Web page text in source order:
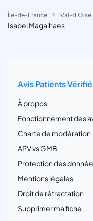
Île-de-France Val-d'Oise
Isabel Magalhaes
Avis Patients
À propos
Fonctionnement des
Charte de modération
APV vs GMB
Protection des
Mentions légales
Droit de rétractation
Supprimer ma fiche